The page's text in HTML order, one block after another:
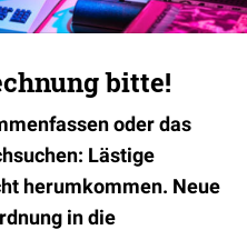
bitte!
oder das
Lästige
herumkommen. Neue
in die